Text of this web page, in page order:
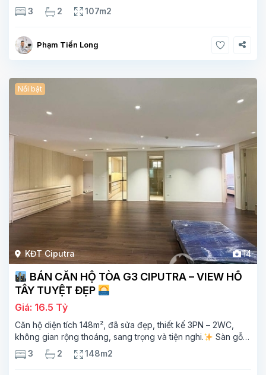
107m², thiết kế 3 phòng ngủ – 2 vệ sinh, không gian rộng
thoáng. Căn
3 2 107m2
Phạm Tiến Long
KĐT Ciputra 14
Nổi bật
BÁN CĂN HỘ TÒA G3 CIPUTRA – VIEW HỒ
TÂY TUYỆT ĐẸP
Giá: 16.5 Tỷ
Căn hộ diện tích 148m², đã sửa đẹp, thiết kế 3PN – 2WC,
không gian rộng thoáng, sang trọng và tiện nghi.
Sàn gỗ
cao cấp, ánh sáng tự nhiên chan hòa, view hồ Tây đắt giá –
mang lại
3 2 148m2